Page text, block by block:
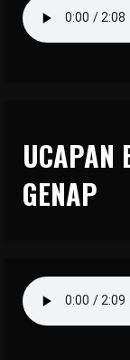
UCAPAN
GENAP